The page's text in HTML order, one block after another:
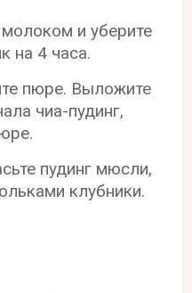
и уберите
на 4 часа.
пюре. Выложите
чиа-пудинг,
пудинг мюсли,
клубники.